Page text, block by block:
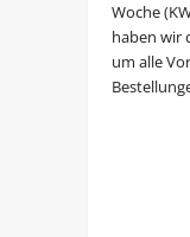
Woche
haben wir
um alle